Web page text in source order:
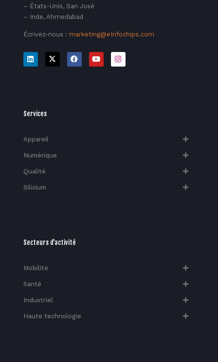
– États-Unis, San José
– Inde, Ahmedabad
Écrivez-nous : marketing@eInfochips.com
Services
Appareil
Numérique
Qualité
Silicium
Secteurs d'activité
Mobilité
Santé
Industriel
Haute technologie​